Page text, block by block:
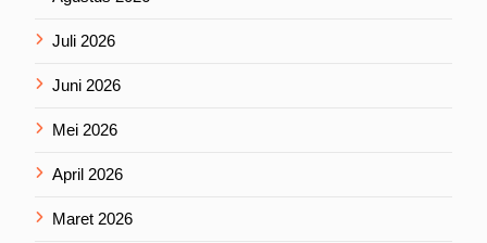
Juli 2026
Juni 2026
Mei 2026
April 2026
Maret 2026